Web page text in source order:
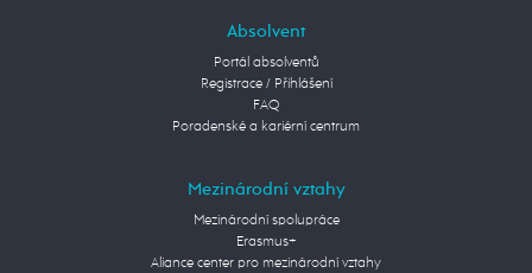
Absolvent
Portál absolventů
Registrace / Přihlášení
FAQ
Poradenské a kariérní centrum
Mezinárodní vztahy
Mezinárodní spolupráce
Erasmus+
Aliance center pro mezinárodní vztahy